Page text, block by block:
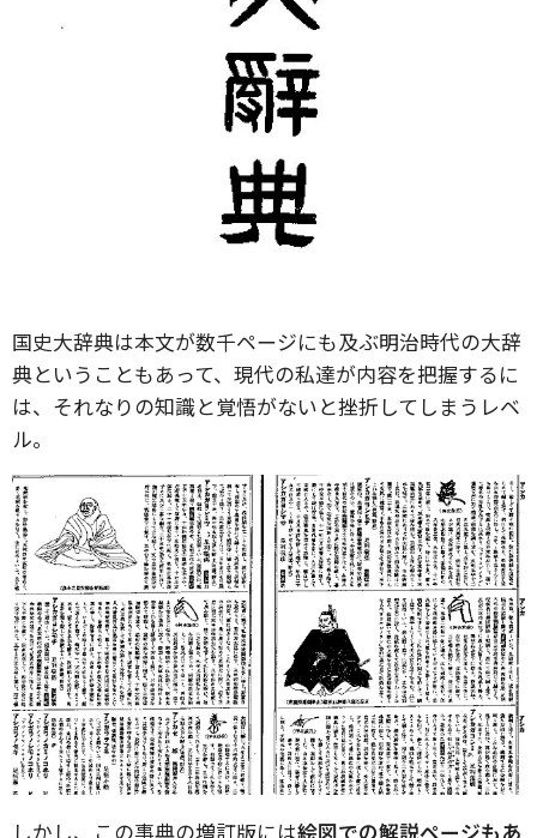
国史大辞典は本文が数千ページにも及ぶ明治時代の大辞
典ということもあって、現代の私達が内容を把握するに
は、それなりの知識と覚悟がないと挫折してしまうレベ
ル。
しかし、この事典の増訂版には絵図での解説ページもあ